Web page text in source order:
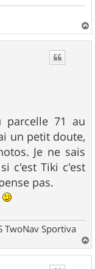
a
parcelle 71 au
un petit doute,
Je ne sais
c'est Tiki c'est
pas.
TwoNav Sportiva
a